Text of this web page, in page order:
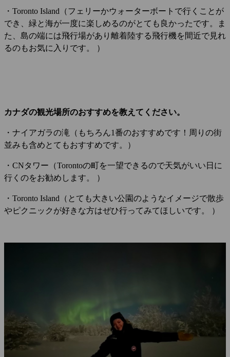
・Toronto Island（フェリーかウォーターボートで行くことが
でき、緑と海が一度に楽しめるのがとても良かったです。ま
た、島の端には飛行場があり離着陸する飛行機を間近で見れ
るのもお気に入りです。 ）
カナダの観光場所のおすすめを教えてください。
・ナイアガラの滝（もちろん1番のおすすめです！周りの街
並みも含めとてもおすすめです。）
・CNタワー（Torontoの町を一望できるので天気がいい日に
行くのをお勧めします。 ）
・Toronto Island（とても大きい公園のようなイメージで散歩
やピクニックが好きな方はぜひ行ってみてほしいです。 ）